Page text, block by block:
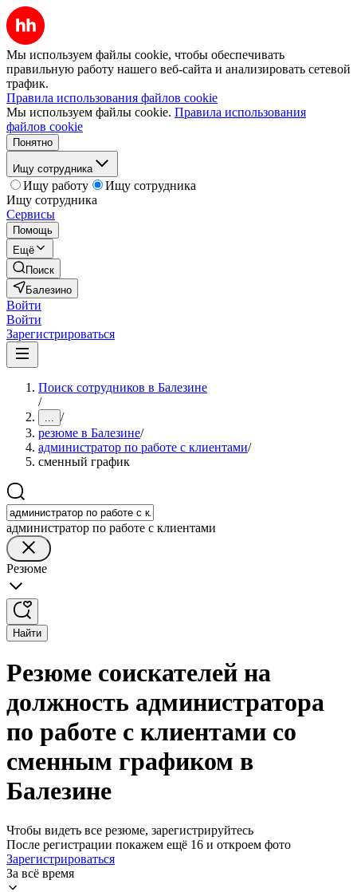
Мы используем файлы cookie, чтобы обеспечивать
правильную работу нашего веб-сайта и анализировать сетевой
трафик.
Правила использования файлов cookie
Мы используем файлы cookie. Правила использования
файлов cookie
Понятно
Ищу сотрудника
Ищу работу
Ищу сотрудника
Ищу сотрудника
Сервисы
Помощь
Ещё
Поиск
Балезино
Войти
Войти
Зарегистрироваться
Поиск сотрудников в Балезине
/
... /
резюме в Балезине/
администратор по работе с клиентами/
сменный график
администратор по работе с клиентами
Резюме
Найти
Резюме соискателей на
должность администратора
по работе с клиентами со
сменным графиком в
Балезине
Чтобы видеть все резюме, зарегистрируйтесь
После регистрации покажем ещё 16 и откроем фото
Зарегистрироваться
За всё время